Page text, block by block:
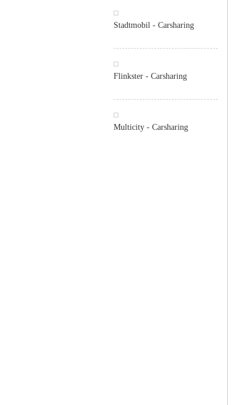
Stadtmobil - Carsharing
Flinkster - Carsharing
Multicity - Carsharing